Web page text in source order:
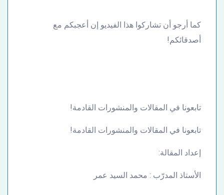
كما أرجو أن تشاركوا هذا الفيديو إن أعجبكم مع
أصدقائكم!
تابعونا في المقالات والمنشورات القادمة!
تابعونا في المقالات والمنشورات القادمة!
إعداد المقالة:
الأستاذ المدرّب : محمد السيد عمر